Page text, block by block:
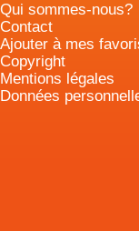
Qui sommes-nous?
Contact
Ajouter à mes
Copyright
Mentions légales
Données